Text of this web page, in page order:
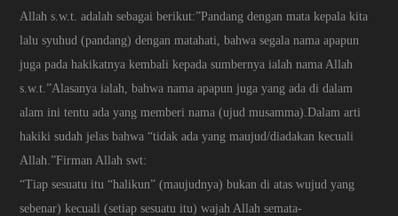
Allah s.w.t. adalah sebagai berikut:”Pandang dengan mata kepala kita
lalu syuhud (pandang) dengan matahati, bahwa segala nama apapun
juga pada hakikatnya kembali kepada sumbernya ialah nama Allah
s.w.t.”Alasanya ialah, bahwa nama apapun juga yang ada di dalam
alam ini tentu ada yang memberi nama (ujud musamma).Dalam arti
hakiki sudah jelas bahwa “tidak ada yang maujud/diadakan kecuali
Allah.”Firman Allah swt:
“Tiap sesuatu itu “halikun” (maujudnya) bukan di atas wujud yang
sebenar) kecuali (setiap sesuatu itu) wajah Allah semata-